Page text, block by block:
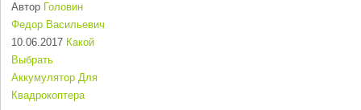
Автор Головин
Федор Васильевич
10.06.2017 Какой
Выбрать
Аккумулятор Для
Квадрокоптера